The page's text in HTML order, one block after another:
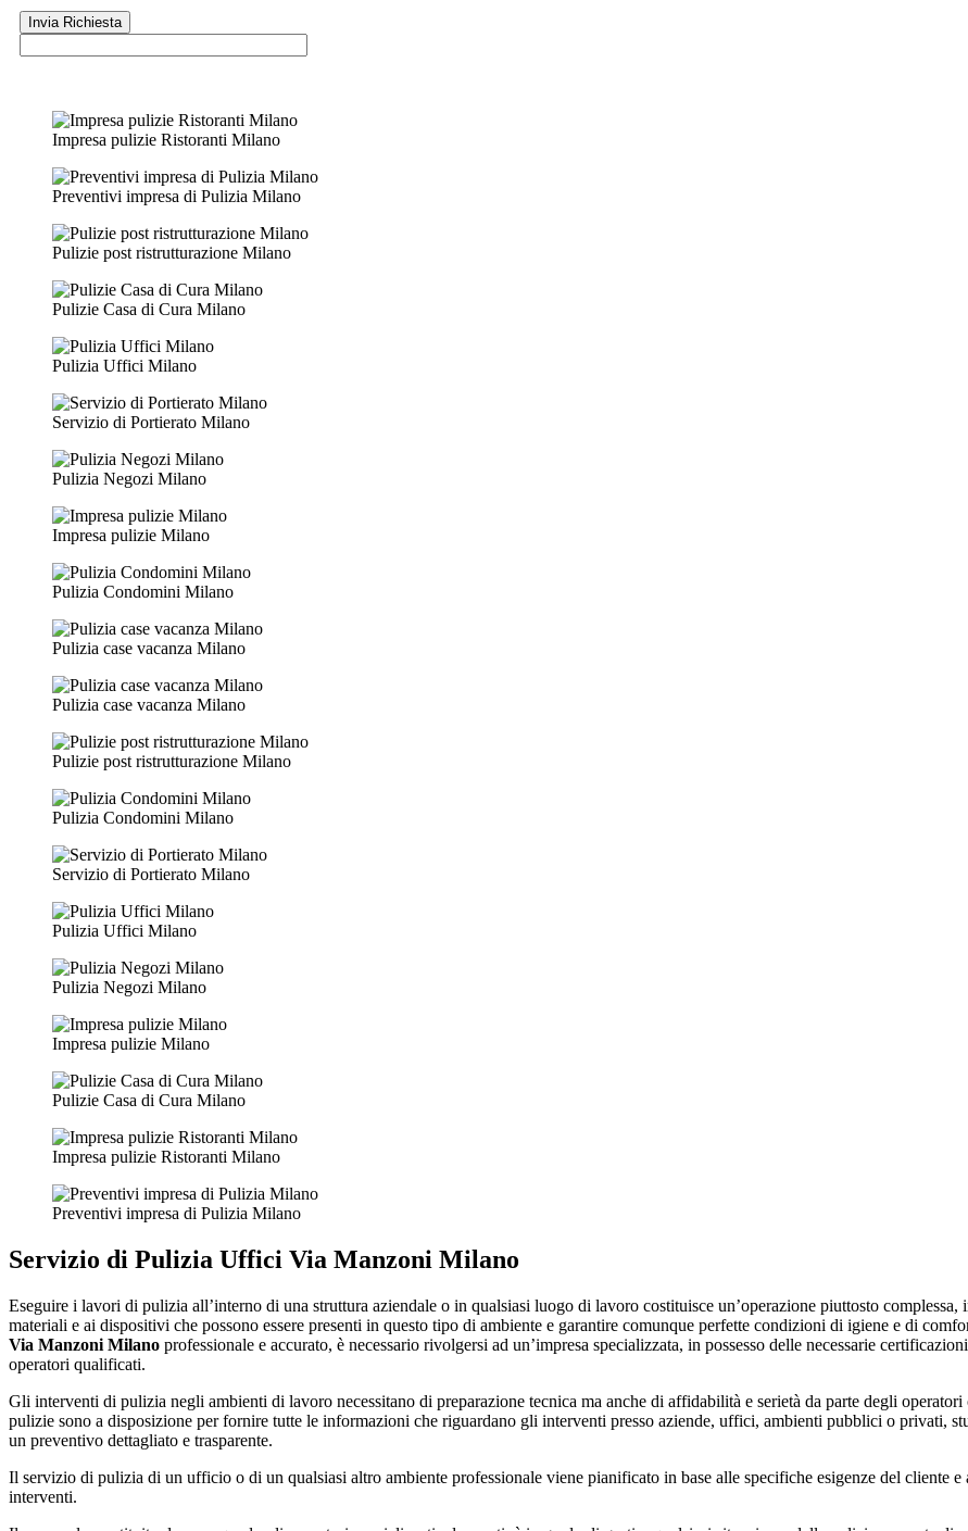
Impresa pulizie Ristoranti Milano
Preventivi impresa di Pulizia Milano
Pulizie post ristrutturazione Milano
Pulizie Casa di Cura Milano
Pulizia Uffici Milano
Servizio di Portierato Milano
Pulizia Negozi Milano
Impresa pulizie Milano
Pulizia Condomini Milano
Pulizia case vacanza Milano
Pulizia case vacanza Milano
Pulizie post ristrutturazione Milano
Pulizia Condomini Milano
Servizio di Portierato Milano
Pulizia Uffici Milano
Pulizia Negozi Milano
Impresa pulizie Milano
Pulizie Casa di Cura Milano
Impresa pulizie Ristoranti Milano
Preventivi impresa di Pulizia Milano
Servizio di Pulizia Uffici Via Manzoni Milano
Eseguire i lavori di pulizia all’interno di una struttura aziendale o in qualsiasi luogo di lavoro costituisce un’operazione piuttosto complessa,
materiali e ai dispositivi che possono essere presenti in questo tipo di ambiente e garantire comunque perfette condizioni di igiene e di
Via Manzoni Milano professionale e accurato, è necessario rivolgersi ad un’impresa specializzata, in possesso delle necessarie
operatori qualificati.
Gli interventi di pulizia negli ambienti di lavoro necessitano di preparazione tecnica ma anche di affidabilità e serietà da parte degli
pulizie sono a disposizione per fornire tutte le informazioni che riguardano gli interventi presso aziende, uffici, ambienti pubblici o privati,
un preventivo dettagliato e trasparente.
Il servizio di pulizia di un ufficio o di un qualsiasi altro ambiente professionale viene pianificato in base alle specifiche esigenze del cliente e
interventi.